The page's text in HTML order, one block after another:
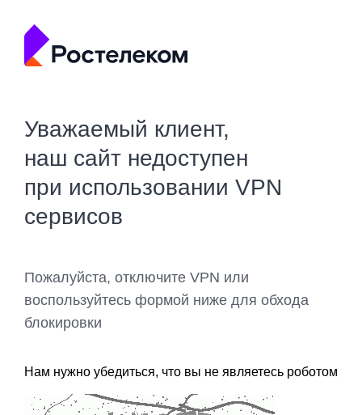
Уважаемый клиент,
наш сайт недоступен
при использовании VPN
сервисов
Пожалуйста, отключите VPN или
воспользуйтесь формой ниже для обхода
блокировки
Нам нужно убедиться, что вы не являетесь роботом